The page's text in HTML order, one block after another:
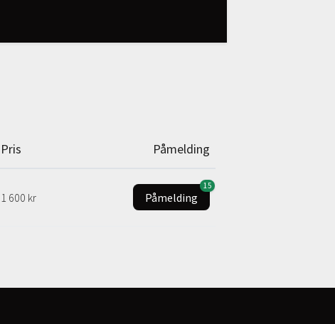
Pris Påmelding
1 600 kr Påmelding
15